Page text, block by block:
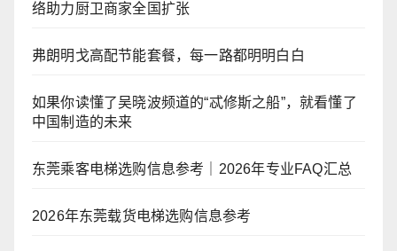
络助力厨卫商家全国扩张
弗朗明戈高配节能套餐，每一路都明明白白
如果你读懂了吴晓波频道的“忒修斯之船”，就看懂了
中国制造的未来
东莞乘客电梯选购信息参考｜2026年专业FAQ汇总
2026年东莞载货电梯选购信息参考